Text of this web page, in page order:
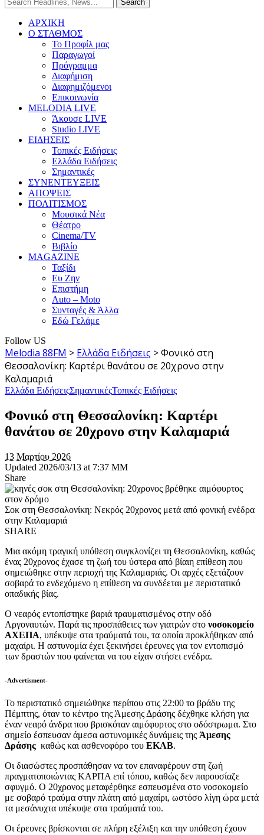
ΑΡΧΙΚΗ
Ο ΣΤΑΘΜΟΣ
Το Προφίλ μας
Παραγωγοί
Πρόγραμμα
Διαφήμιση
Διαφημιζόμενοι
Επικοινωνία
MELODIA LIVE
Άκουσε LIVE
Studio LIVE
ΕΙΔΗΣΕΙΣ
Τοπικές Ειδήσεις
Ελλάδα Ειδήσεις
Σημαντικές
ΣΥΝΕΝΤΕΥΞΕΙΣ
ΑΠΟΨΕΙΣ
ΠΟΛΙΤΙΣΜΟΣ
Μουσικά Νέα
Θέατρο
Cinema/TV
Βιβλίο
MAGAZINE
Ταξίδι
Ευ Ζην
Επιστήμη
Auto – Moto
Συνταγές & Άλλα
Εδώ Γελάμε
Follow US
Melodia 88FM > Ελλάδα Ειδήσεις >Φονικό στη
Θεσσαλονίκη: Καρτέρι θανάτου σε 20χρονο στην
Καλαμαριά
Ελλάδα ΕιδήσειςΣημαντικέςΤοπικές Ειδήσεις
Φονικό στη Θεσσαλονίκη: Καρτέρι
θανάτου σε 20χρονο στην Καλαμαριά
13 Μαρτίου 2026
Updated 2026/03/13 at 7:37 ΜΜ
Share
Σοκ στη Θεσσαλονίκη: Νεκρός 20χρονος μετά από φονική ενέδρα
στην Καλαμαριά
SHARE
Μια ακόμη τραγική υπόθεση συγκλονίζει τη Θεσσαλονίκη, καθώς
ένας 20χρονος έχασε τη ζωή του ύστερα από βίαιη επίθεση που
σημειώθηκε στην περιοχή της Καλαμαριάς. Οι αρχές εξετάζουν
σοβαρά το ενδεχόμενο η επίθεση να συνδέεται με περιστατικό
οπαδικής βίας.
Ο νεαρός εντοπίστηκε βαριά τραυματισμένος στην οδό
Αργοναυτών. Παρά τις προσπάθειες των γιατρών στο νοσοκομείο
ΑΧΕΠΑ, υπέκυψε στα τραύματά του, τα οποία προκλήθηκαν από
μαχαίρι. Η αστυνομία έχει ξεκινήσει έρευνες για τον εντοπισμό
των δραστών που φαίνεται να του είχαν στήσει ενέδρα.
-Advertisment-
Το περιστατικό σημειώθηκε περίπου στις 22:00 το βράδυ της
Πέμπτης, όταν το κέντρο της Άμεσης Δράσης δέχθηκε κλήση για
έναν νεαρό άνδρα που βρισκόταν αιμόφυρτος στο οδόστρωμα. Στο
σημείο έσπευσαν άμεσα αστυνομικές δυνάμεις της Άμεσης
Δράσης καθώς και ασθενοφόρο του ΕΚΑΒ.
Οι διασώστες προσπάθησαν να τον επαναφέρουν στη ζωή
πραγματοποιώντας ΚΑΡΠΑ επί τόπου, καθώς δεν παρουσίαζε
σφυγμό. Ο 20χρονος μεταφέρθηκε εσπευσμένα στο νοσοκομείο
με σοβαρό τραύμα στην πλάτη από μαχαίρι, ωστόσο λίγη ώρα μετά
τα μεσάνυχτα υπέκυψε στα τραύματά του.
Οι έρευνες βρίσκονται σε πλήρη εξέλιξη και την υπόθεση έχουν